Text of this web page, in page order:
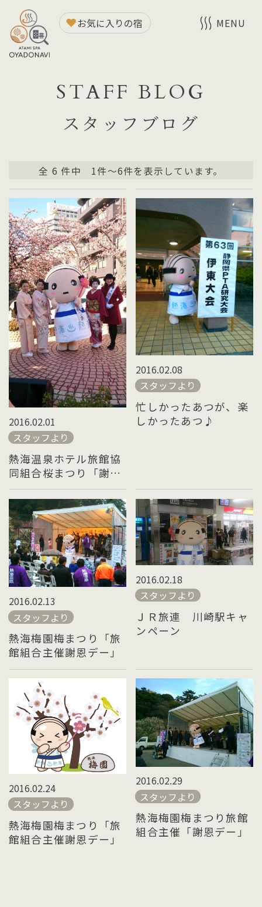
STAFF BLOG
スタッフブログ
お気に入りの宿 MENU
全 6 件中 1件～6件を表示しています。
2016.02.01
スタッフより
熱海温泉ホテル旅館協
同組合桜まつり「謝恩
デー」
2016.02.08
スタッフより
忙しかったあつが、楽
しかったあつ♪
2016.02.13
スタッフより
熱海梅園梅まつり「旅
館組合主催謝恩デー」
2016.02.18
スタッフより
ＪＲ旅連 川崎駅キャ
ンペーン
2016.02.24
スタッフより
熱海梅園梅まつり「旅
館組合主催謝恩デー」
2016.02.29
スタッフより
熱海梅園梅まつり旅館
組合主催「謝恩デー」